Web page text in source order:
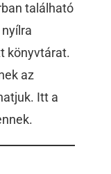
található
könyvtárat.
az
Itt a